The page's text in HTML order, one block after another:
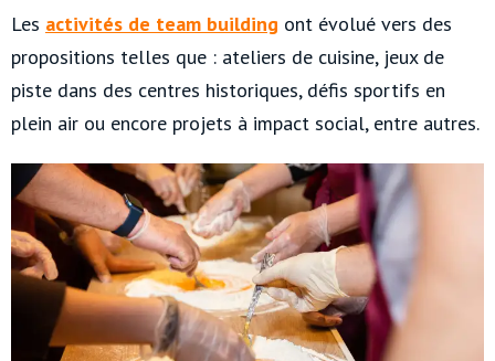
Les activités de team building ont évolué vers des
propositions telles que : ateliers de cuisine, jeux de
piste dans des centres historiques, défis sportifs en
plein air ou encore projets à impact social, entre autres.